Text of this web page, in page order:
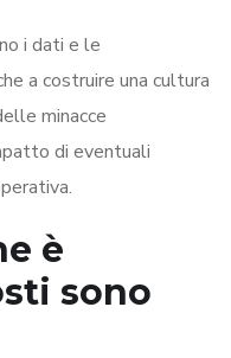
i dati e le
a costruire una cultura
minacce
di eventuali
è
sono